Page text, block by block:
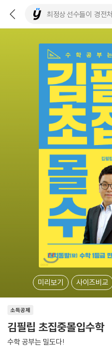
미리보기 사이즈비교
소득공제
김필립 초집중몰입수학
수학 공부는 밀도다!